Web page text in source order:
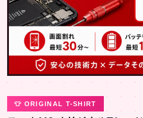
👕 ORIGINAL T-SHIRT